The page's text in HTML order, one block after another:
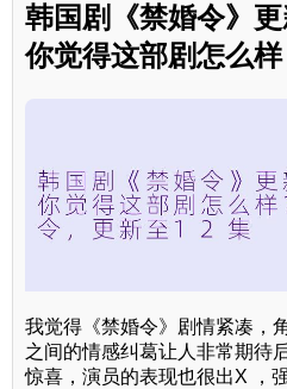
韩国剧《禁婚令》更
你觉得这部剧怎么样
我觉得《禁婚令》剧情紧凑，
之间的情感纠葛让人非常期待
惊喜，演员的表现也很出X ，